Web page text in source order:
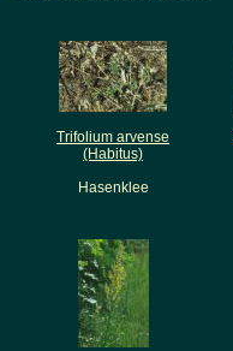
Trifolium arvense
(Habitus)
Hasenklee